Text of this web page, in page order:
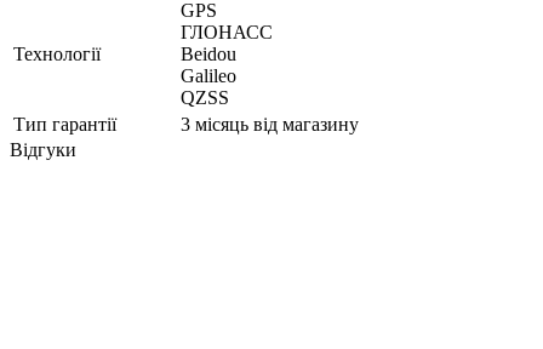
Технології
GPS
ГЛОНАСС
Beidou
Galileo
QZSS
Тип гарантії
3 місяць від магазину
Відгуки